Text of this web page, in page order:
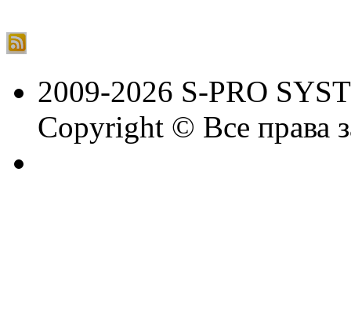
2009-2026 S-PRO
Copyright © Все права